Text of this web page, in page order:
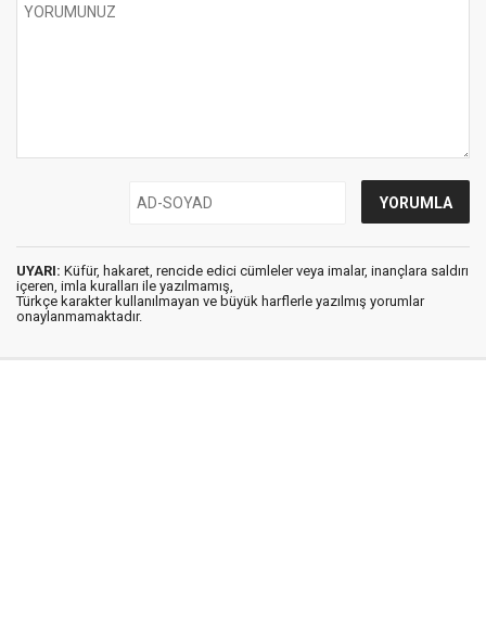
UYARI: Küfür, hakaret, rencide edici cümleler veya imalar, inançlara saldırı
içeren, imla kuralları ile yazılmamış,
Türkçe karakter kullanılmayan ve büyük harflerle yazılmış yorumlar
onaylanmamaktadır.